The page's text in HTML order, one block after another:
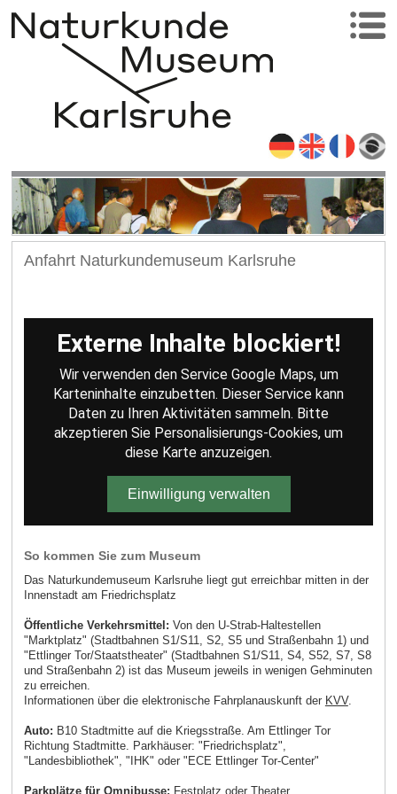
Anfahrt Naturkundemuseum Karlsruhe
Externe Inhalte blockiert!
Wir verwenden den Service Google Maps, um
Karteninhalte einzubetten. Dieser Service kann
Daten zu Ihren Aktivitäten sammeln. Bitte
akzeptieren Sie Personalisierungs-Cookies, um
diese Karte anzuzeigen.
Einwilligung verwalten
So kommen Sie zum Museum
Das Naturkundemuseum Karlsruhe liegt gut erreichbar mitten in der
Innenstadt am Friedrichsplatz
Öffentliche Verkehrsmittel: Von den U-Strab-Haltestellen
"Marktplatz" (Stadtbahnen S1/S11, S2, S5 und Straßenbahn 1) und
"Ettlinger Tor/Staatstheater" (Stadtbahnen S1/S11, S4, S52, S7, S8
und Straßenbahn 2) ist das Museum jeweils in wenigen Gehminuten
zu erreichen.
Informationen über die elektronische Fahrplanauskunft der KVV.
Auto: B10 Stadtmitte auf die Kriegsstraße. Am Ettlinger Tor
Richtung Stadtmitte. Parkhäuser: "Friedrichsplatz",
"Landesbibliothek", "IHK" oder "ECE Ettlinger Tor-Center"
Parkplätze für Omnibusse: Festplatz oder Theater